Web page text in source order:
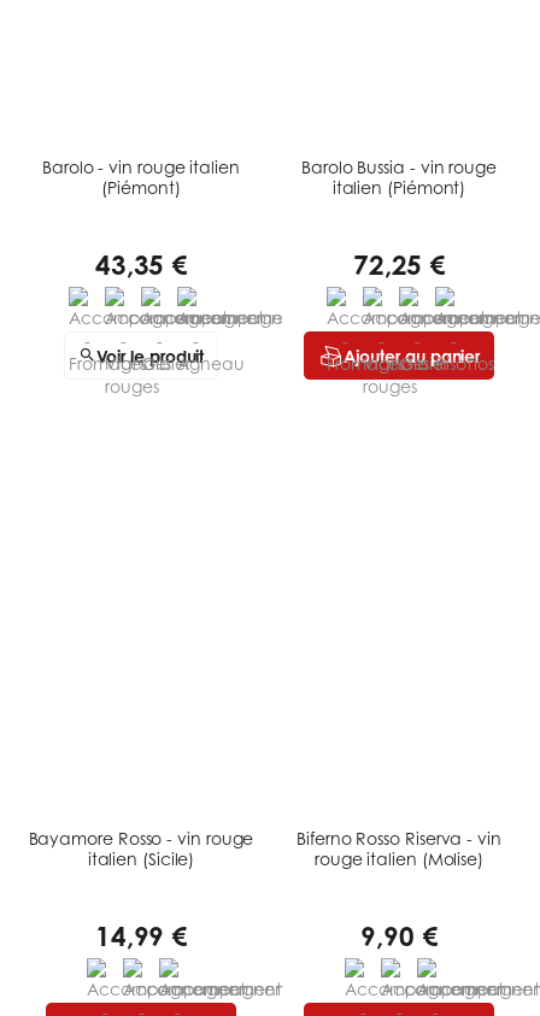
Barolo - vin rouge italien
(Piémont)
43,35 €
Voir le produit
Barolo Bussia - vin rouge
italien (Piémont)
72,25 €
Ajouter au panier
Bayamore Rosso - vin rouge
italien (Sicile)
14,99 €
Biferno Rosso Riserva - vin
rouge italien (Molise)
9,90 €